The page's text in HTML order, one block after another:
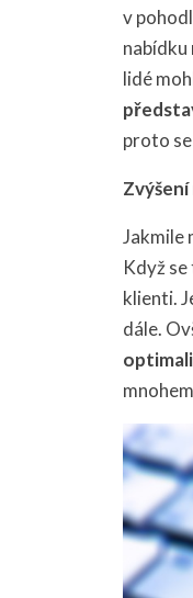
v
nabídku
lidé
proto
Jakmile
Když
klienti.
dále.